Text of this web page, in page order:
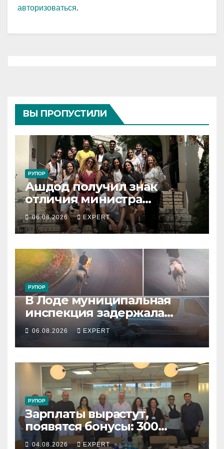
авторизоваться.
ВЫ ПРОПУСТИЛИ
РУПОР
Ашдод получил знак
отличия министра
обороны за поддержку
резервистов
06.08.2026 EXPERT
РУПОР
В Лоде муниципальная
инспекция задержала
подростка, устроившего
опасную скачку на лошади
по улицам города
06.08.2026 EXPERT
РУПОР
Зарплаты вырастут,
появятся бонусы: 300
сотрудников «Штраус»
04.08.2026 EXPERT